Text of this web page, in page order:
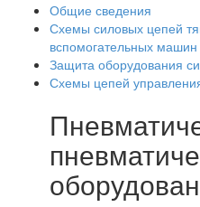
Общие сведения
Схемы силовых цепей
вспомогательных машин
Защита оборудования
Схемы цепей